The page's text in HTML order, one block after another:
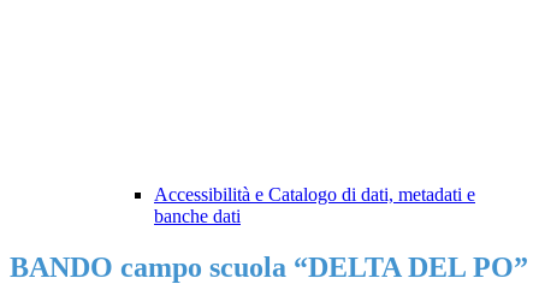
Accessibilità e Catalogo di dati, metadati e
banche dati
BANDO campo scuola “DELTA DEL PO”